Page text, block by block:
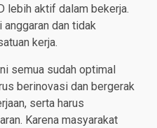
lebih aktif dalam bekerja.
dan tidak
kerja.
semua sudah optimal
berinovasi dan bergerak
serta harus
Karena masyarakat